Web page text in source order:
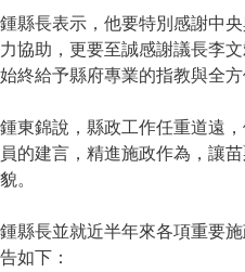
鍾縣長表示，他要特別感謝中
力協助，更要至誠感謝議長李
始終給予縣府專業的指教與全方
鍾東錦說，縣政工作任重道遠
員的建言，精進施政作為，讓
貌。
鍾縣長並就近半年來各項重要
告如下：